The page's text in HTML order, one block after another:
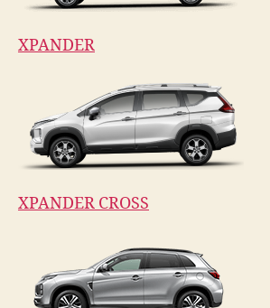
XPANDER
XPANDER CROSS